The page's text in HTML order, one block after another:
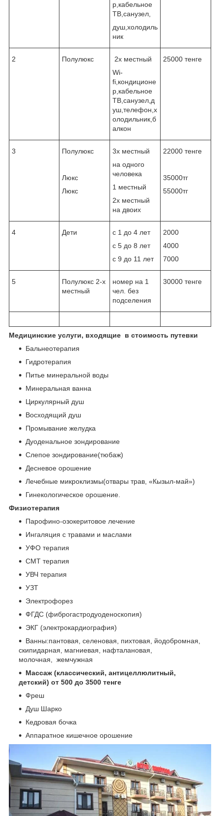
р,кабельное
ТВ,санузел,
душ,холодиль
ник
2 Полулюкс
2х местный
Wi-
fi,кондиционе
р,кабельное
ТВ,санузел,д
уш,телефон,х
олодильник,б
алкон
25000 тенге
3 Полулюкс
Люкс
Люкс
3х местный
на одного
человека
1 местный
2х местный
на двоих
22000 тенге
35000тг
55000тг
4 Дети
с 1 до 4 лет
с 5 до 8 лет
с 9 до 11 лет
2000
4000
7000
5
Полулюкс 2-х
местный
номер на 1
чел. без
подселения
30000 тенге
Медицинские услуги, входящие в стоимость путевки
Бальнеотерапия
Гидротерапия
Питье минеральной воды
Минеральная ванна
Циркулярный душ
Восходящий душ
Промывание желудка
Дуоденальное зондирование
Слепое зондирование(тюбаж)
Десневое орошение
Лечебные микроклизмы(отвары трав, «Кызыл-май»)
Гинекологическое орошение.
Физиотерапия
Парофино-озокеритовое лечение
Ингаляция с травами и маслами
УФО терапия
СМТ терапия
УВЧ терапия
УЗТ
Электрофорез
ФГДС (фиброгастродуоденоскопия)
ЭКГ (электрокардиография)
Ванны:пантовая, селеновая, пихтовая, йодобромная,
скипидарная, магниевая, нафталановая,
молочная, жемчужная
Массаж (классический, антицеллюлитный,
детский) от 500 до 3500 тенге
Фреш
Душ Шарко
Кедровая бочка
Аппаратное кишечное орошение